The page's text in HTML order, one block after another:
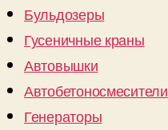
Бульдозеры
Гусеничные краны
Автовышки
Автобетоносмесители
Генераторы